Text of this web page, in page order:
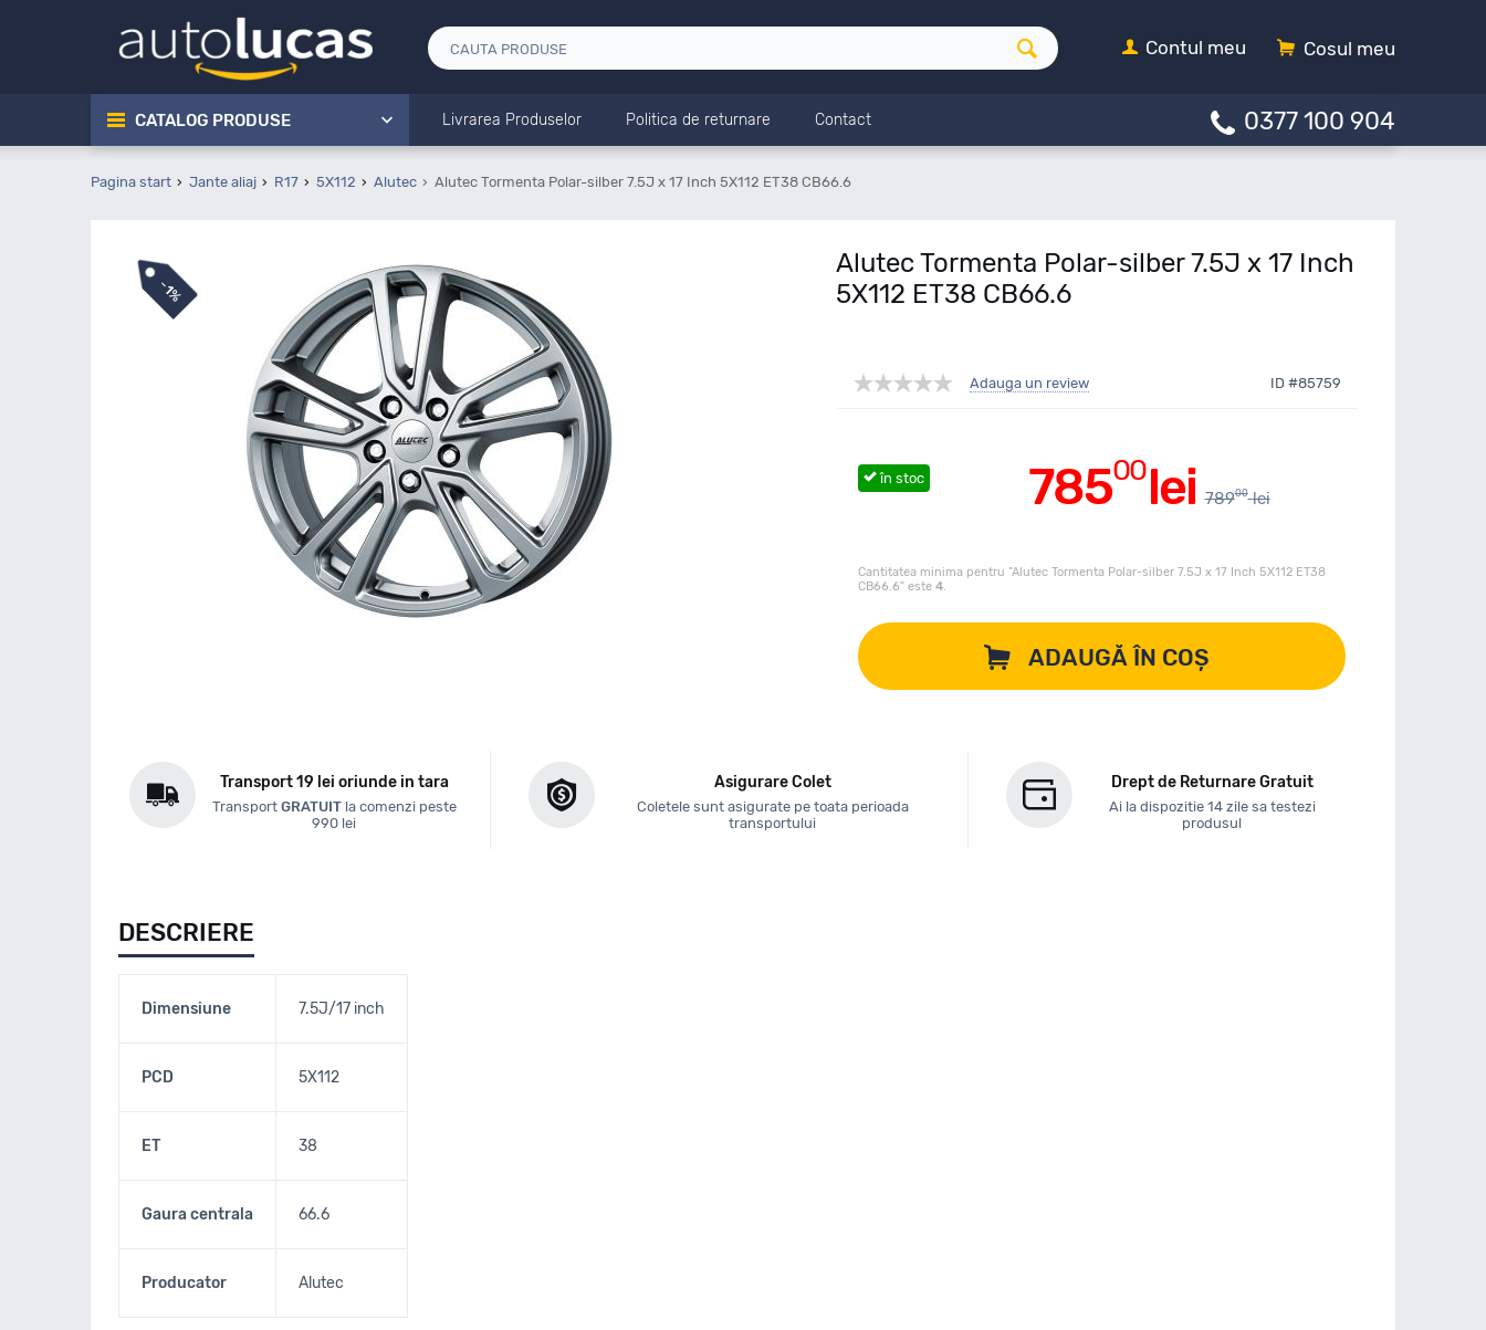
Cosul meu
Contul meu
CATALOG PRODUSE Livrarea Produselor Politica de returnare Contact 0377 100 904
Pagina start Jante aliaj R17 5X112 Alutec Alutec Tormenta Polar-silber 7.5J x 17 Inch 5X112 ET38 CB66.6
-
1%
Alutec Tormenta Polar-silber 7.5J x 17 Inch
5X112 ET38 CB66.6
Adauga un review ID #85759
78500lei 78900 lei
în stoc
Cantitatea minima pentru "Alutec Tormenta Polar-silber 7.5J x 17 Inch 5X112 ET38
CB66.6" este4.
ADAUGĂ ÎN COȘ
Transport 19 lei oriunde in tara
Transport GRATUITla comenzi peste
990 lei
Asigurare Colet
Coletele sunt asigurate pe toata perioada
transportului
Drept de Returnare Gratuit
Ai la dispozitie 14 zile sa testezi
produsul
DESCRIERE
Dimensiune 7.5J/17 inch
PCD 5X112
ET 38
Gaura centrala 66.6
Producator Alutec